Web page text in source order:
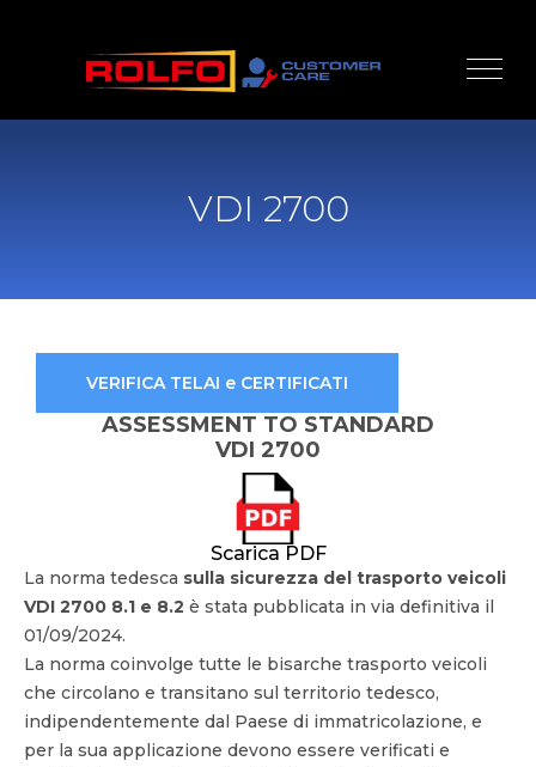
VDI 2700
VERIFICA TELAI e CERTIFICATI
ASSESSMENT TO STANDARD
VDI 2700
Scarica PDF
La norma tedesca sulla sicurezza del trasporto veicoli
VDI 2700 8.1 e 8.2 è stata pubblicata in via definitiva il
01/09/2024.
La norma coinvolge tutte le bisarche trasporto veicoli
che circolano e transitano sul territorio tedesco,
indipendentemente dal Paese di immatricolazione, e
per la sua applicazione devono essere verificati e